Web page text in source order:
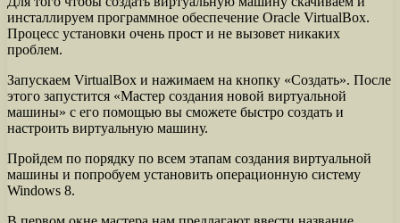
инсталлируем программное обеспечение Oracle VirtualBox.
Процесс установки очень прост и не вызовет никаких
проблем.
Запускаем VirtualBox и нажимаем на кнопку «Создать». После
этого запустится «Мастер создания новой виртуальной
машины» с его помощью вы сможете быстро создать и
настроить виртуальную машину.
Пройдем по порядку по всем этапам создания виртуальной
машины и попробуем установить операционную систему
Windows 8.